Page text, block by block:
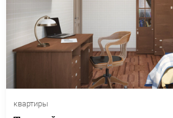
квартиры